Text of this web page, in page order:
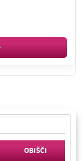
OBIŠČI